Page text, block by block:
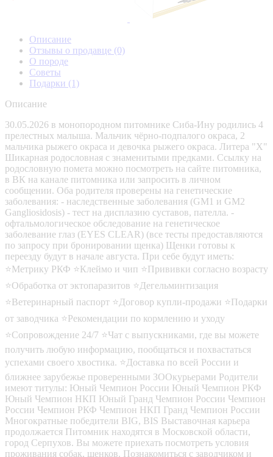
Описание
Отзывы о продавце (0)
О породе
Советы
Подарки (1)
Описание
30.05.2026 в монопородном питомнике Сиба-Ину родились 4
прелестных малыша. Мальчик чёрно-подпалого окраса, 2
мальчика рыжего окраса и девочка рыжего окраса. Литера "Х"
Шикарная родословная с знаменитыми предками. Ссылку на
родословную помета можно посмотреть на сайте питомника,
в ВК на канале питомника или запросить в личном
сообщении. Оба родителя проверены на генетические
заболевания: - наследственные заболевания (GM1 и GM2
Gangliosidosis) - тест на дисплазию суставов, пателла. -
офтальмологическое обследование на генетическое
заболевание глаз (EYES CLEAR) (все тесты предоставляются
по запросу при бронировании щенка) Щенки готовы к
переезду будут в начале августа. При себе будут иметь:
⭐Метрику РКФ ⭐Клеймо и чип ⭐Прививки согласно возрасту
⭐Обработка от эктопаразитов ⭐Дегельминтизация
⭐Ветеринарный паспорт ⭐Договор купли-продажи ⭐Подарки
от заводчика ⭐Рекомендации по кормлению и уходу
⭐Сопровождение 24/7 ⭐Чат с выпускниками, где вы можете
получить любую информацию, пообщаться и похвастаться
успехами своего хвостика. ⭐Доставка по всей России и
ближнее зарубежье проверенными ЗООкурьерами Родители
имеют титулы: Юный Чемпион России Юный Чемпион РКФ
Юный Чемпион НКП Юный Гранд Чемпион России Чемпион
России Чемпион РКФ Чемпион НКП Гранд Чемпион России
Многократные победители BIG, BIS Выставочная карьера
продолжается Питомник находятся в Московской области,
город Серпухов. Вы можете приехать посмотреть условия
проживания собак, щенков. Познакомиться с заводчиком и